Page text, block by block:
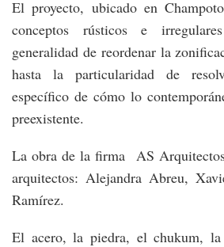
El proyecto, ubicado en
conceptos rústicos e
generalidad de reordenar la
hasta la particularidad de
específico de cómo lo
preexistente.
La obra de la firma AS
arquitectos: Alejandra Abreu,
Ramírez.
El acero, la piedra, el chukum,